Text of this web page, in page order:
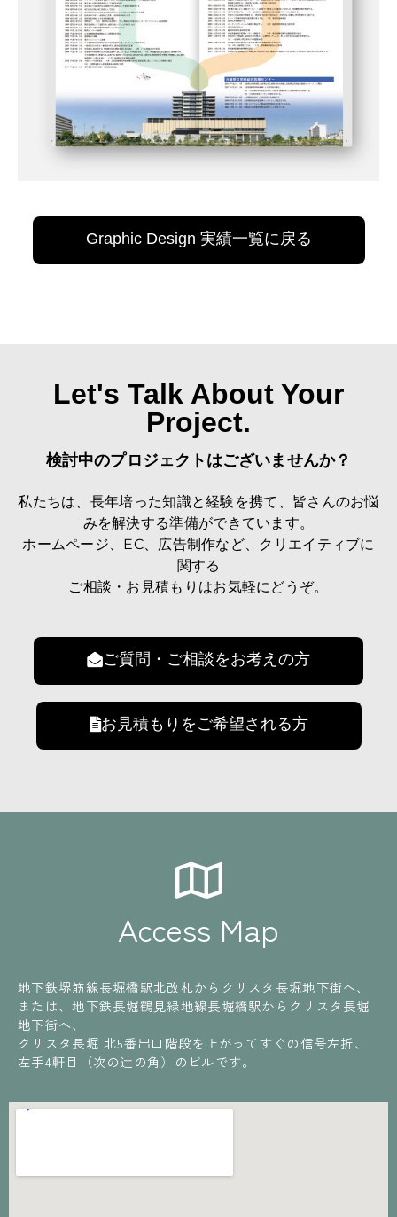
Graphic Design 実績一覧に戻る
Let's Talk About Your
Project.
検討中のプロジェクトはございませんか？
私たちは、長年培った知識と経験を携て、皆さんのお悩
みを解決する準備ができています。
ホームページ、EC、広告制作など、クリエイティブに
関する
ご相談・お見積もりはお気軽にどうぞ。
ご質問・ご相談をお考えの方
お見積もりをご希望される方
Access Map
地下鉄堺筋線長堀橋駅北改札からクリスタ長堀地下街へ、
または、地下鉄長堀鶴見緑地線長堀橋駅からクリスタ長堀
地下街へ、
クリスタ長堀 北5番出口階段を上がってすぐの信号左折、
左手4軒目（次の辻の角）のビルです。